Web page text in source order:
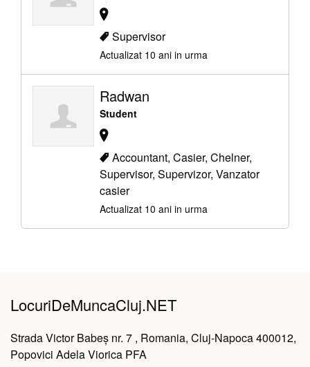
Supervisor
Actualizat 10 ani in urma
Radwan
Student
Accountant, Casier, Chelner,
Supervisor, Supervizor, Vanzator
casier
Actualizat 10 ani in urma
LocuriDeMuncaCluj.NET
Strada Victor Babeș nr. 7 , Romania, Cluj-Napoca 400012,
Popovici Adela Viorica PFA